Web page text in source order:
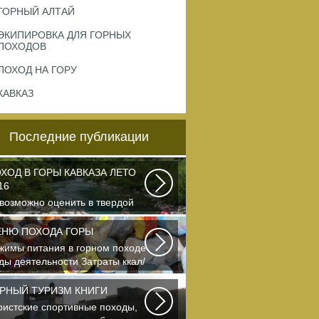
АЛТАЙ
ДЛЯ ГОРНЫХ
НА ГОРУ
Последние публикации
В ГОРЫ КАВКАЗА ЛЕТО
оценить в твердой
то ощущение свободы и
ПОХОДА ГОРЫ
питания в горном походе
деятельности Затраты ккал/
жен (55+15)...
ТУРИЗМ КНИГИ
спортивные походы,